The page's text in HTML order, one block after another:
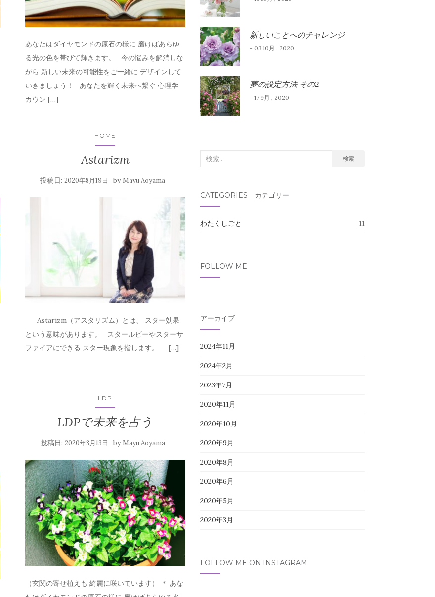
あなたはダイヤモンドの原石の様に 磨けばあらゆ
る光の色を帯びて輝きます。 今の悩みを解消しな
がら 新しい未来の可能性をご一緒に デザインして
いきましょう！ あなたを輝く未来へ繋ぐ 心理学
カウン […]
HOME
Astarizm
投稿日:2020年8月19日 by Mayu Aoyama
Astarizm（アスタリズム）とは、 スター効果
という意味があります。 スタールビーやスターサ
ファイアにできる スター現象を指します。 […]
LDP
LDPで未来を占う
投稿日: 2020年8月13日 by Mayu Aoyama
（玄関の寄せ植えも 綺麗に咲いています） ＊ あな
新しいことへのチャレンジ
- 03 10月 , 2020
夢の設定方法 その2
- 17 9月 , 2020
検
象:
検索
CATEGORIES カテゴリー
わたくしごと 11
FOLLOW ME
アーカイブ
2024年11月
2024年2月
2023年7月
2020年11月
2020年10月
2020年9月
2020年8月
2020年6月
2020年5月
2020年3月
FOLLOW ME ON INSTAGRAM